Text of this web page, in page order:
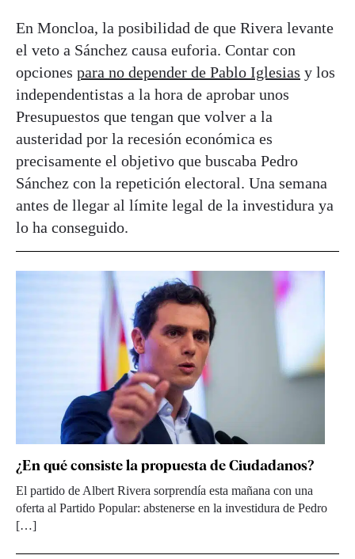
En Moncloa, la posibilidad de que Rivera levante
el veto a Sánchez causa euforia. Contar con
opciones para no depender de Pablo Iglesias y los
independentistas a la hora de aprobar unos
Presupuestos que tengan que volver a la
austeridad por la recesión económica es
precisamente el objetivo que buscaba Pedro
Sánchez con la repetición electoral. Una semana
antes de llegar al límite legal de la investidura ya
lo ha conseguido.
¿En qué consiste la propuesta de Ciudadanos?
El partido de Albert Rivera sorprendía esta mañana con una
oferta al Partido Popular: abstenerse en la investidura de Pedro
[…]